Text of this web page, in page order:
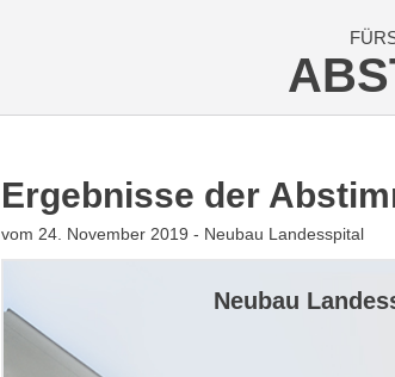
Ergebnisse der
vom 24. November 2019 - Neubau Landesspital
Neubau